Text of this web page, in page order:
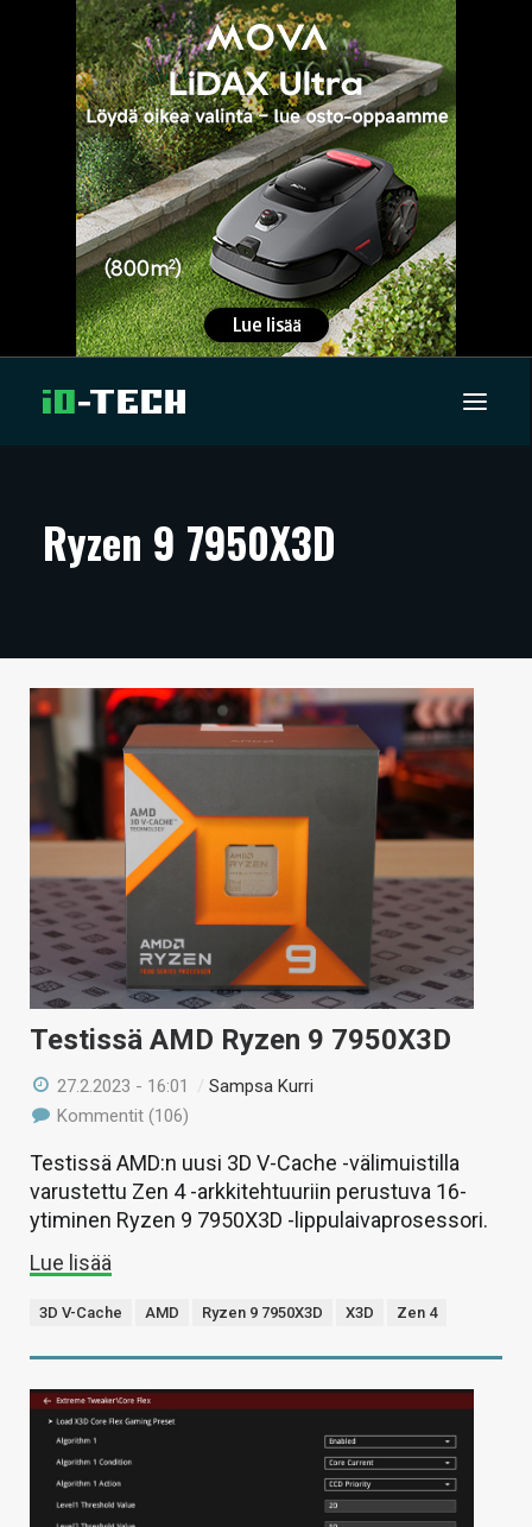
ARTIKKELIT
TECHBBS
TIETOA
HINTA.FI
KAUPPA
HAKU
Ryzen 9 7950X3D
Testissä AMD Ryzen 9 7950X3D
27.2.2023 - 16:01 /Sampsa Kurri
Kommentit (106)
Testissä AMD:n uusi 3D V-Cache -välimuistilla
varustettu Zen 4 -arkkitehtuuriin perustuva 16-
ytiminen Ryzen 9 7950X3D -lippulaivaprosessori.
Lue lisää
3D V-Cache AMD Ryzen 9 7950X3D X3D Zen 4